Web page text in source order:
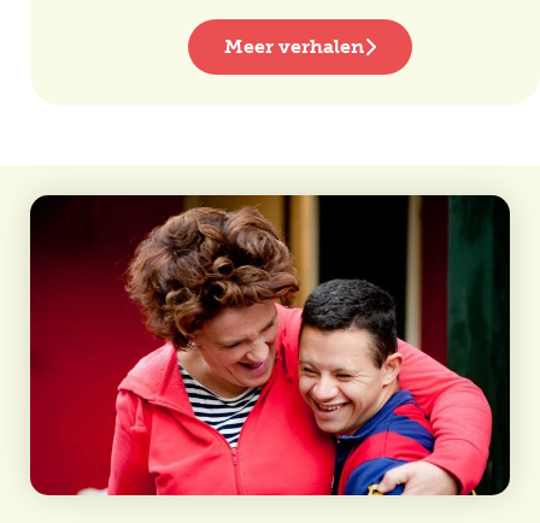
Meer verhalen